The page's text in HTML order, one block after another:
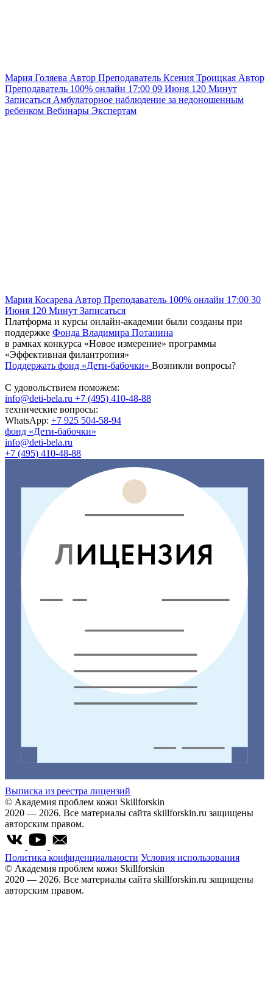
Мария Голяева Автор Преподаватель Ксения Троицкая Автор
Преподаватель 100% онлайн 17:00 09 Июня 120 Минут
Записаться Амбулаторное наблюдение за недоношенным
ребенком Вебинары Экспертам
Мария Косарева Автор Преподаватель 100% онлайн 17:00 30
Июня 120 Минут Записаться
Платформа и курсы онлайн-академии были созданы при
поддержке Фонда Владимира Потанина
в рамках конкурса «Новое измерение» программы
«Эффективная филантропия»
Поддержать фонд «Дети-бабочки» Возникли вопросы?
С удовольствием поможем:
info@deti-bela.ru +7 (495) 410-48-88
технические вопросы:
WhatsApp: +7 925 504-58-94
фонд «Дети-бабочки»
info@deti-bela.ru
+7 (495) 410-48-88
Выписка из реестра лицензий
© Академия проблем кожи Skillforskin
2020 — 2026. Все материалы сайта skillforskin.ru защищены
авторским правом.
Политика конфиденциальности Условия использования
© Академия проблем кожи Skillforskin
2020 — 2026. Все материалы сайта skillforskin.ru защищены
авторским правом.